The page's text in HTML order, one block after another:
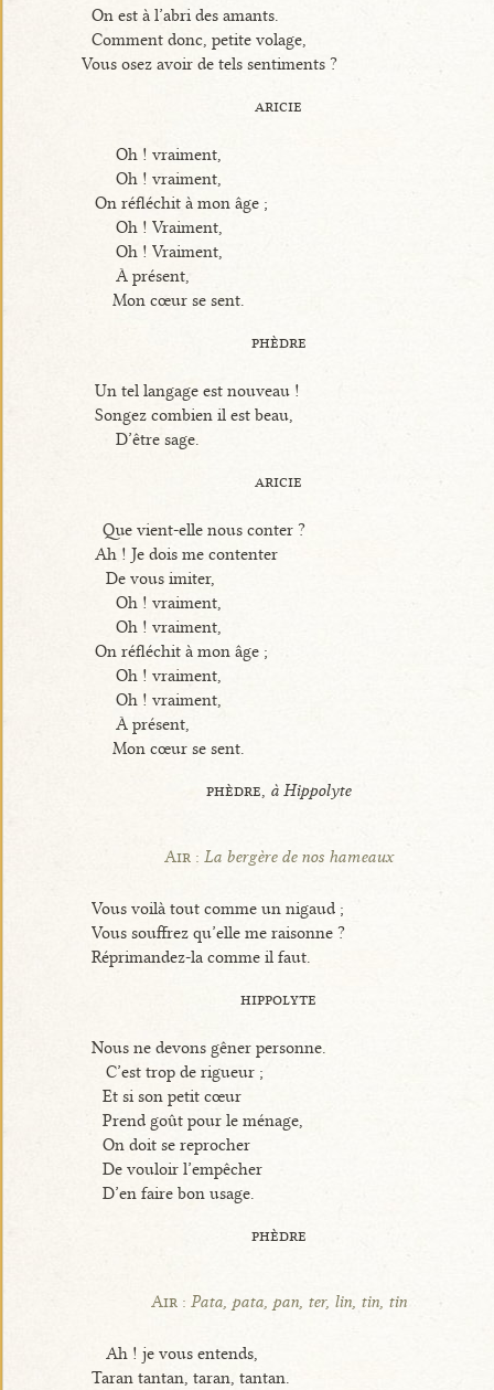
On est à l’abri des amants.
Comment donc, petite volage,
Vous osez avoir de tels sentiments ?
aricie
Oh ! vraiment,
Oh ! vraiment,
On réfléchit à mon âge ;
Oh ! Vraiment,
Oh ! Vraiment,
À présent,
Mon cœur se sent.
phèdre
Un tel langage est nouveau !
Songez combien il est beau,
D’être sage.
aricie
Que vient-elle nous conter ?
Ah ! Je dois me contenter
De vous imiter,
Oh ! vraiment,
Oh ! vraiment,
On réfléchit à mon âge ;
Oh ! vraiment,
Oh ! vraiment,
À présent,
Mon cœur se sent.
phèdre, à Hippolyte
Air : La bergère de nos hameaux
Vous voilà tout comme un nigaud ;
Vous souffrez qu’elle me raisonne ?
Réprimandez-la comme il faut.
hippolyte
Nous ne devons gêner personne.
C’est trop de rigueur ;
Et si son petit cœur
Prend goût pour le ménage,
On doit se reprocher
De vouloir l’empêcher
D’en faire bon usage.
phèdre
Air : Pata, pata, pan, ter, lin, tin, tin
Ah ! je vous entends,
Taran tantan, taran, tantan.